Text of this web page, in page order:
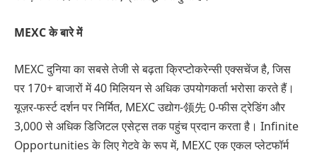
MEXC के बारे में
MEXC दुनिया का सबसे तेजी से बढ़ता क्रिप्टोकरेन्सी एक्सचेंज है, जिस
पर 170+ बाजारों में 40 मिलियन से अधिक उपयोगकर्ता भरोसा करते हैं।
यूज़र-फर्स्ट दर्शन पर निर्मित, MEXC उद्योग-领先 0-फीस ट्रेडिंग और
3,000 से अधिक डिजिटल एसेट्स तक पहुंच प्रदान करता है। Infinite
Opportunities के लिए गेटवे के रूप में, MEXC एक एकल प्लेटफॉर्म